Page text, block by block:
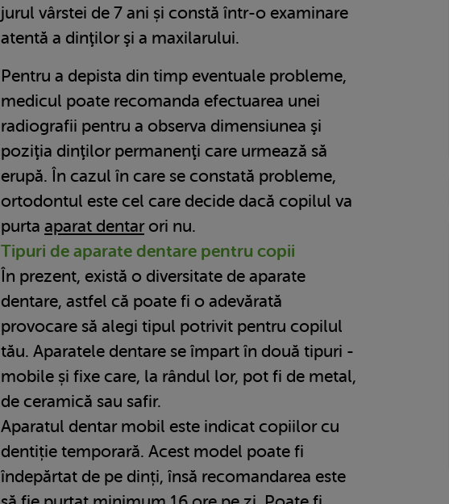
jurul vârstei de 7 ani și constă într-o examinare
atentă a dinţilor şi a maxilarului.
Pentru a depista din timp eventuale probleme,
medicul poate recomanda efectuarea unei
radiografii pentru a observa dimensiunea şi
poziţia dinţilor permanenţi care urmează să
erupă. În cazul în care se constată probleme,
ortodontul este cel care decide dacă copilul va
purta aparat dentarori nu.
Tipuri de aparate dentare pentru copii
În prezent, există o diversitate de aparate
dentare, astfel că poate fi o adevărată
provocare să alegi tipul potrivit pentru copilul
tău. Aparatele dentare se împart în două tipuri -
mobile și fixe care, la rândul lor, pot fi de metal,
de ceramică sau safir.
Aparatul dentar mobil este indicat copiilor cu
dentiție temporară. Acest model poate fi
îndepărtat de pe dinți, însă recomandarea este